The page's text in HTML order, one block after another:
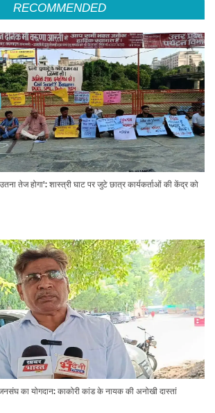
RECOMMENDED
तेज होगा': शास्त्री घाट पर जुटे छात्र कार्यकर्ताओं की केंद्र को
का योगदान: काकोरी कांड के नायक की अनोखी दास्तां